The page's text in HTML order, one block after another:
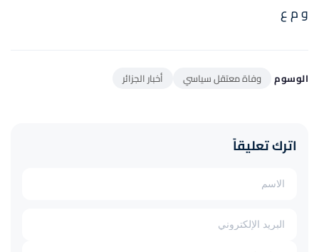
و م ع
الوسوم وفاة معتقل سياسي أخبار الجزائر
اترك تعليقاً